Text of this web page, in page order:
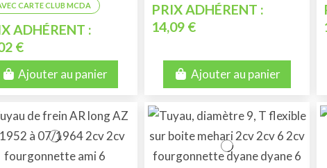
ADHÉRENT :
€
Ajouter au panier
PRIX ADHÉRENT :
14,09 €
Ajouter au panier